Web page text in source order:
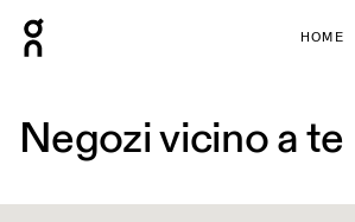
HOME
Negozi vicino a te